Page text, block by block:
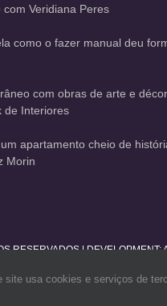
Veridiana Peres
como o fazer manual deu
com obras de arte e
de Interiores
apartamento cheio de
Morin
RESERVADOS | DEVELOPMENT:
FacebookTwitter
site usa cookies e serviços de